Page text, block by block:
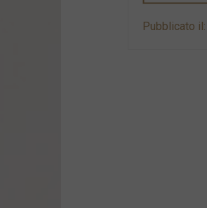
Pubblicato il: